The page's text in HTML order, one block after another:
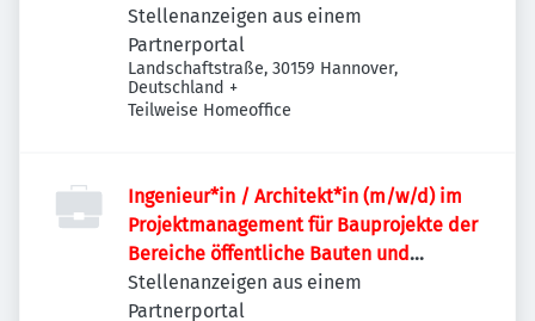
Stellenanzeigen aus einem
Partnerportal
Landschaftstraße, 30159 Hannover,
Deutschland +
Teilweise Homeoffice
Ingenieur*in / Architekt*in (m/w/d) im
Projektmanagement für Bauprojekte der
Bereiche öffentliche Bauten und
Industriebauten / Infrastruktur
Stellenanzeigen aus einem
Partnerportal